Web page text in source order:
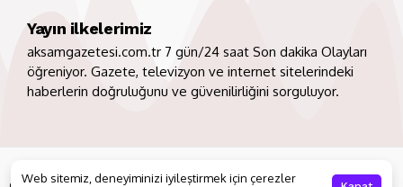
Yayın ilkelerimiz
aksamgazetesi.com.tr 7 gün/24 saat Son dakika Olayları
öğreniyor. Gazete, televizyon ve internet sitelerindeki
haberlerin doğruluğunu ve güvenilirliğini sorguluyor.
Web sitemiz, deneyiminizi iyileştirmek için çerezler